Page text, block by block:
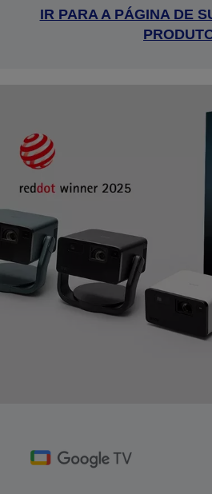
IR PARA A PÁGINA DE